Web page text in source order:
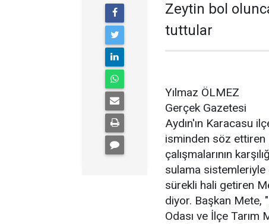
Zeytin bol
tuttular
Yılmaz ÖLMEZ
Gerçek Gazetesi
Aydın'ın Karacasu
isminden söz ettiren
çalışmalarının
sulama
sürekli hali getiren
diyor. Başkan Mete,
Odası ve İlçe Tarım